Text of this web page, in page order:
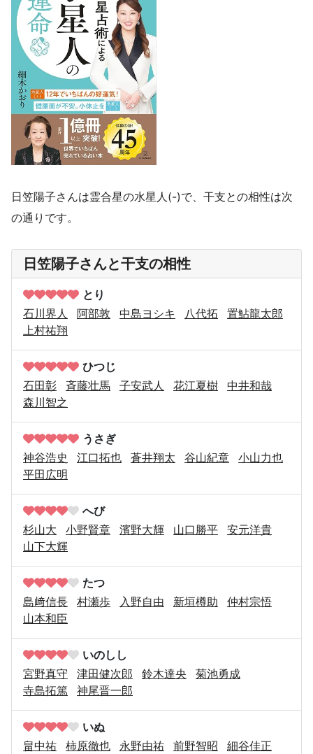
日笠陽子さんは霊合星の水星人(-)で、干支との相性は次
の通りです。
日笠陽子さんと干支の相性
とり
石川界人
阿部敦 中島ヨシキ 八代拓
置鮎龍太郎
上村祐翔
ひつじ
石田彰
斉藤壮馬 子安武人 花江夏樹
中井和哉
森川智之
うさぎ
神谷浩史
江口拓也 蒼井翔太 谷山紀章
小山力也
平田広明
へび
杉山大
小野賢章 濱野大輝 山口勝平
安元洋貴
山下大輝
たつ
島﨑信長
村瀬歩 入野自由 新垣樽助
仲村宗悟
山本和臣
いのしし
宮野真守
津田健次郎 鈴木達央
菊池勇成
寺島拓篤
神尾晋一郎
いぬ
畠中祐
柿原徹也 永野由祐 前野智昭
細谷佳正